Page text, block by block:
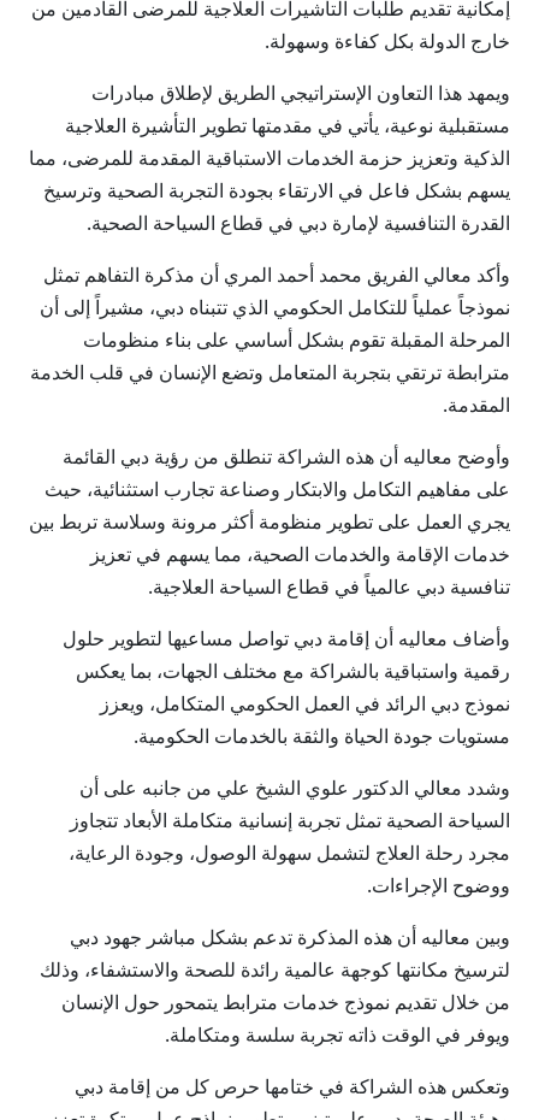
إمكانية تقديم طلبات التأشيرات العلاجية للمرضى القادمين من
خارج الدولة بكل كفاءة وسهولة.
ويمهد هذا التعاون الإستراتيجي الطريق لإطلاق مبادرات
مستقبلية نوعية، يأتي في مقدمتها تطوير التأشيرة العلاجية
الذكية وتعزيز حزمة الخدمات الاستباقية المقدمة للمرضى، مما
يسهم بشكل فاعل في الارتقاء بجودة التجربة الصحية وترسيخ
القدرة التنافسية لإمارة دبي في قطاع السياحة الصحية.
وأكد معالي الفريق محمد أحمد المري أن مذكرة التفاهم تمثل
نموذجاً عملياً للتكامل الحكومي الذي تتبناه دبي، مشيراً إلى أن
المرحلة المقبلة تقوم بشكل أساسي على بناء منظومات
مترابطة ترتقي بتجربة المتعامل وتضع الإنسان في قلب الخدمة
المقدمة.
وأوضح معاليه أن هذه الشراكة تنطلق من رؤية دبي القائمة
على مفاهيم التكامل والابتكار وصناعة تجارب استثنائية، حيث
يجري العمل على تطوير منظومة أكثر مرونة وسلاسة تربط بين
خدمات الإقامة والخدمات الصحية، مما يسهم في تعزيز
تنافسية دبي عالمياً في قطاع السياحة العلاجية.
وأضاف معاليه أن إقامة دبي تواصل مساعيها لتطوير حلول
رقمية واستباقية بالشراكة مع مختلف الجهات، بما يعكس
نموذج دبي الرائد في العمل الحكومي المتكامل، ويعزز
مستويات جودة الحياة والثقة بالخدمات الحكومية.
وشدد معالي الدكتور علوي الشيخ علي من جانبه على أن
السياحة الصحية تمثل تجربة إنسانية متكاملة الأبعاد تتجاوز
مجرد رحلة العلاج لتشمل سهولة الوصول، وجودة الرعاية،
ووضوح الإجراءات.
وبين معاليه أن هذه المذكرة تدعم بشكل مباشر جهود دبي
لترسيخ مكانتها كوجهة عالمية رائدة للصحة والاستشفاء، وذلك
من خلال تقديم نموذج خدمات مترابط يتمحور حول الإنسان
ويوفر في الوقت ذاته تجربة سلسة ومتكاملة.
وتعكس هذه الشراكة في ختامها حرص كل من إقامة دبي